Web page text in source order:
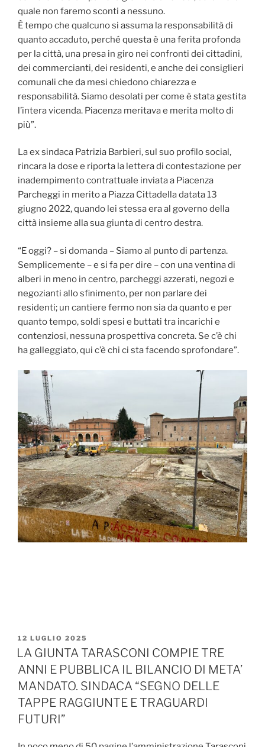
quale non faremo sconti a nessuno.
È tempo che qualcuno si assuma la responsabilità di
quanto accaduto, perché questa è una ferita profonda
per la città, una presa in giro nei confronti dei cittadini,
dei commercianti, dei residenti, e anche dei consiglieri
comunali che da mesi chiedono chiarezza e
responsabilità. Siamo desolati per come è stata gestita
l’intera vicenda. Piacenza meritava e merita molto di
più”.
La ex sindaca Patrizia Barbieri, sul suo profilo social,
rincara la dose e riporta la lettera di contestazione per
inadempimento contrattuale inviata a Piacenza
Parcheggi in merito a Piazza Cittadella datata 13
giugno 2022, quando lei stessa era al governo della
città insieme alla sua giunta di centro destra.
“E oggi? – si domanda – Siamo al punto di partenza.
Semplicemente – e si fa per dire – con una ventina di
alberi in meno in centro, parcheggi azzerati, negozi e
negozianti allo sfinimento, per non parlare dei
residenti; un cantiere fermo non sia da quanto e per
quanto tempo, soldi spesi e buttati tra incarichi e
contenziosi, nessuna prospettiva concreta. Se c’è chi
ha galleggiato, qui c’è chi ci sta facendo sprofondare”.
PUBBLICATO
IL
12 LUGLIO 2025
LA GIUNTA TARASCONI COMPIE TRE
ANNI E PUBBLICA IL BILANCIO DI META’
MANDATO. SINDACA “SEGNO DELLE
TAPPE RAGGIUNTE E TRAGUARDI
FUTURI”